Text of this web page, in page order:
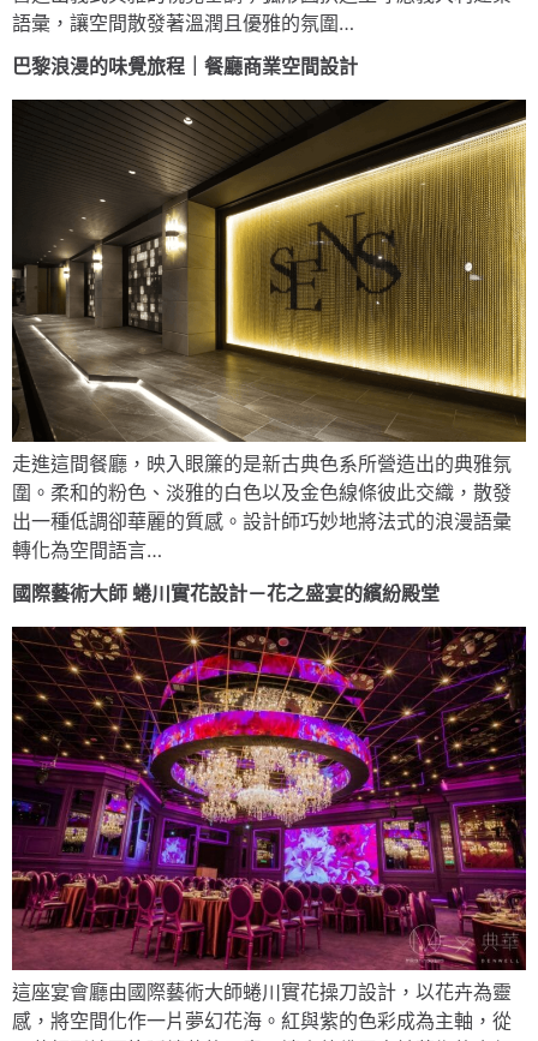
語彙，讓空間散發著溫潤且優雅的氛圍…
巴黎浪漫的味覺旅程｜餐廳商業空間設計
走進這間餐廳，映入眼簾的是新古典色系所營造出的典雅氛
圍。柔和的粉色、淡雅的白色以及金色線條彼此交織，散發
出一種低調卻華麗的質感。設計師巧妙地將法式的浪漫語彙
轉化為空間語言…
國際藝術大師 蜷川實花設計－花之盛宴的繽紛殿堂
這座宴會廳由國際藝術大師蜷川實花操刀設計，以花卉為靈
感，將空間化作一片夢幻花海。紅與紫的色彩成為主軸，從